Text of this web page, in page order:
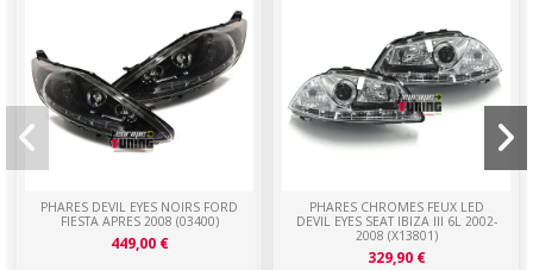
PHARES DEVIL EYES NOIRS FORD
FIESTA APRES 2008 (03400)
449,00 €
PHARES CHROMES FEUX LED
DEVIL EYES SEAT IBIZA III 6L 2002-
2008 (X13801)
329,90 €